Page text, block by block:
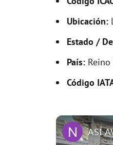
Ubicación:
Estado /
País:
Código